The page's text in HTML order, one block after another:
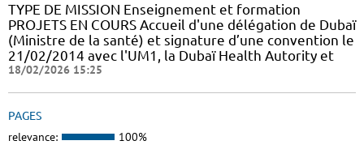
TYPE DE MISSION Enseignement et formation
PROJETS EN COURS Accueil d'une délégation de Dubaï
(Ministre de la santé) et signature d’une convention le
21/02/2014 avec l'UM1, la Dubaï Health Autority et
18/02/2026 15:25
PAGES
relevance: 100%